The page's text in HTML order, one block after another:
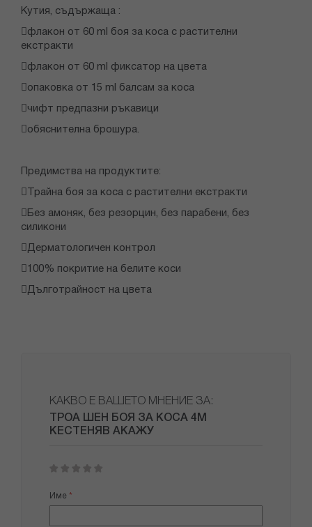
Кутия, съдържаща :
флакон от 60 ml боя за коса с растителни
екстракти
флакон от 60 ml фиксатор на цвета
опаковка от 15 ml балсам за коса
чифт предпазни ръкавици
обяснителна брошура.
Предимства на продуктите:
Трайна боя за коса с растителни екстракти
Без амоняк, без резорцин, без парабени, без
силикони
Дерматологичен контрол
100% покритие на белите коси
Дълготрайност на цвета
КАКВО Е ВАШЕТО МНЕНИЕ ЗА:
ТРОА ШЕН БОЯ ЗА КОСА 4М
КЕСТЕНЯВ АКАЖУ
star
stars
stars
stars
stars
Име